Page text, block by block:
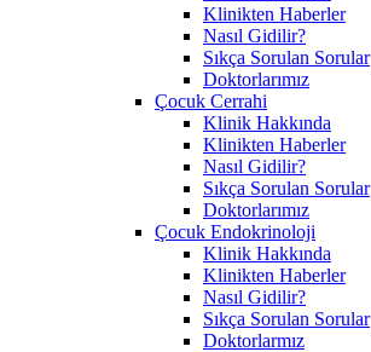
Klinikten Haberler
Nasıl Gidilir?
Sıkça Sorulan Sorular
Doktorlarımız
Çocuk Cerrahi
Klinik Hakkında
Klinikten Haberler
Nasıl Gidilir?
Sıkça Sorulan Sorular
Doktorlarımız
Çocuk Endokrinoloji
Klinik Hakkında
Klinikten Haberler
Nasıl Gidilir?
Sıkça Sorulan Sorular
Doktorlarmız